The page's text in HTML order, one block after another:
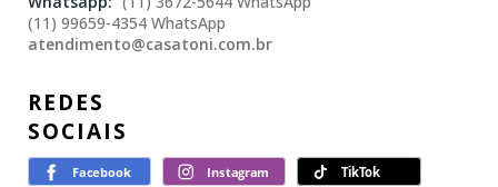
(11) 99659-4354 WhatsApp
atendimento@casatoni.com.br
REDES
SOCIAIS